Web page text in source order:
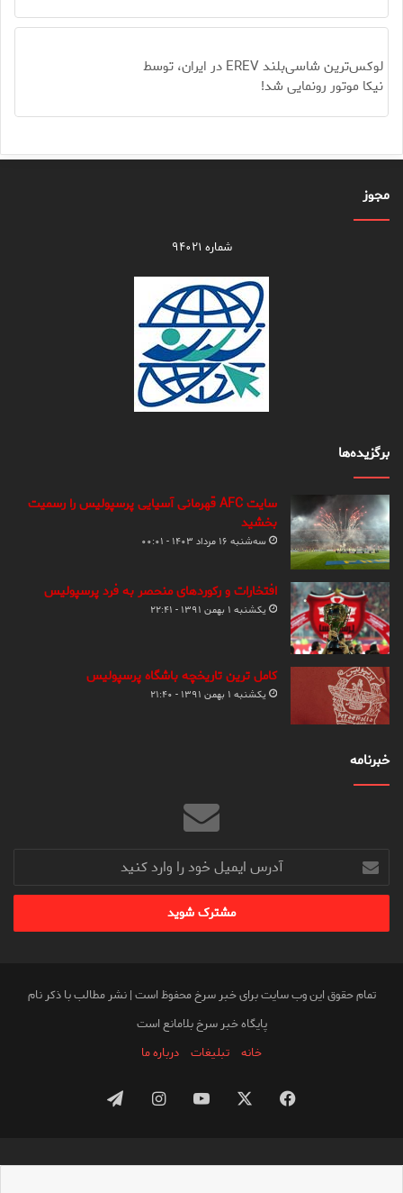
لوکس‌ترین شاسی‌بلند EREV در ایران، توسط
نیکا موتور رونمایی شد!
مجوز
شماره ۹۴۰۲۱
برگزیده‌ها
سایت AFC قهرمانی آسیایی پرسپولیس را رسمیت
بخشید
سه‌شنبه ۱۶ مرداد ۱۴۰۳ - ۰۰:۰۱
افتخارات و رکوردهای منحصر به فرد پرسپولیس
یکشنبه ۱ بهمن ۱۳۹۱ - ۲۲:۴۱
کامل ترین تاریخچه باشگاه پرسپولیس
یکشنبه ۱ بهمن ۱۳۹۱ - ۲۱:۴۰
خبرنامه
آدرس
ایمیل
خود
وارد
تمام حقوق این وب سایت برای خبر سرخ محفوظ است | نشر مطالب با ذکر نام
پایگاه خبر سرخ بلامانع است
خانه
تبلیغات درباره ما
فیس
یوتیوباینستاگرامتلگرام